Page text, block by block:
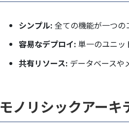
シンプル: 全ての機能が一つの
容易なデプロイ: 単一のユニッ
共有リソース: データベースや
モノリシックアー